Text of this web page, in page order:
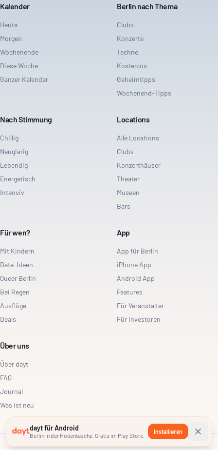
Kalender
Heute
Morgen
Wochenende
Diese Woche
Ganzer Kalender
Berlin nach Thema
Clubs
Konzerte
Techno
Kostenlos
Geheimtipps
Wochenend-Tipps
Nach Stimmung
Chillig
Neugierig
Lebendig
Energetisch
Intensiv
Locations
Alle Locations
Clubs
Konzerthäuser
Theater
Museen
Bars
Für wen?
Mit Kindern
Date-Ideen
Queer Berlin
Bei Regen
Ausflüge
Deals
App
App für Berlin
iPhone App
Android App
Features
Für Veranstalter
Für Investoren
Über uns
Über dayt
FAQ
Journal
Was ist neu
dayt für Android
Berlin in der Hosentasche. Gratis im Play Store.
Installieren